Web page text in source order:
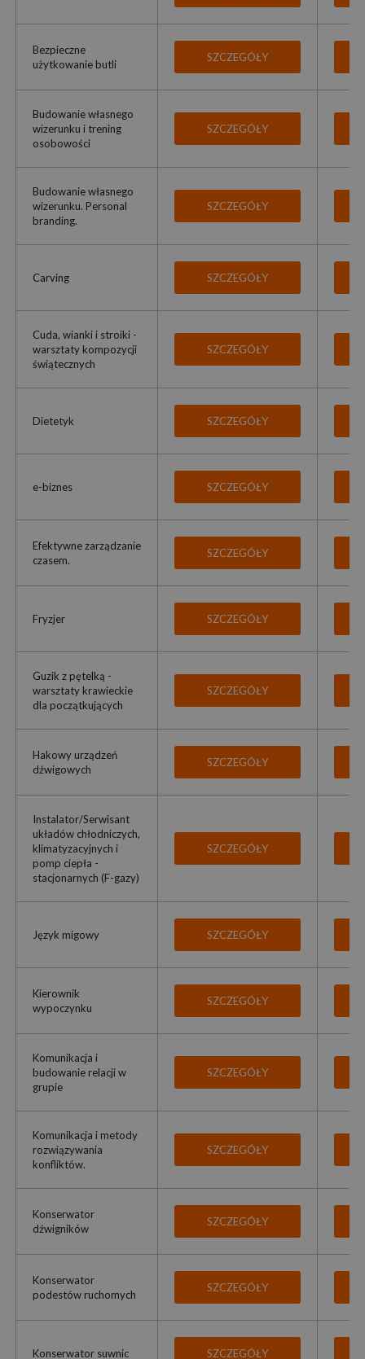
Bezpieczne
użytkowanie butli
SZCZEGÓŁY
Budowanie własnego
wizerunku i trening
osobowości
SZCZEGÓŁY
Budowanie własnego
wizerunku. Personal
branding.
SZCZEGÓŁY
Carving SZCZEGÓŁY
Cuda, wianki i stroiki -
warsztaty kompozycji
świątecznych
SZCZEGÓŁY
Dietetyk SZCZEGÓŁY
e-biznes SZCZEGÓŁY
Efektywne zarządzanie
czasem.
SZCZEGÓŁY
Fryzjer SZCZEGÓŁY
Guzik z pętelką -
warsztaty krawieckie
dla początkujących
SZCZEGÓŁY
Hakowy urządzeń
dźwigowych
SZCZEGÓŁY
Instalator/Serwisant
układów chłodniczych,
klimatyzacyjnych i
pomp ciepła -
stacjonarnych (F-gazy)
SZCZEGÓŁY
Język migowy SZCZEGÓŁY
Kierownik
wypoczynku
SZCZEGÓŁY
Komunikacja i
budowanie relacji w
grupie
SZCZEGÓŁY
Komunikacja i metody
rozwiązywania
konfliktów.
SZCZEGÓŁY
Konserwator
dźwigników
SZCZEGÓŁY
Konserwator
podestów ruchomych
SZCZEGÓŁY
Konserwator suwnic SZCZEGÓŁY